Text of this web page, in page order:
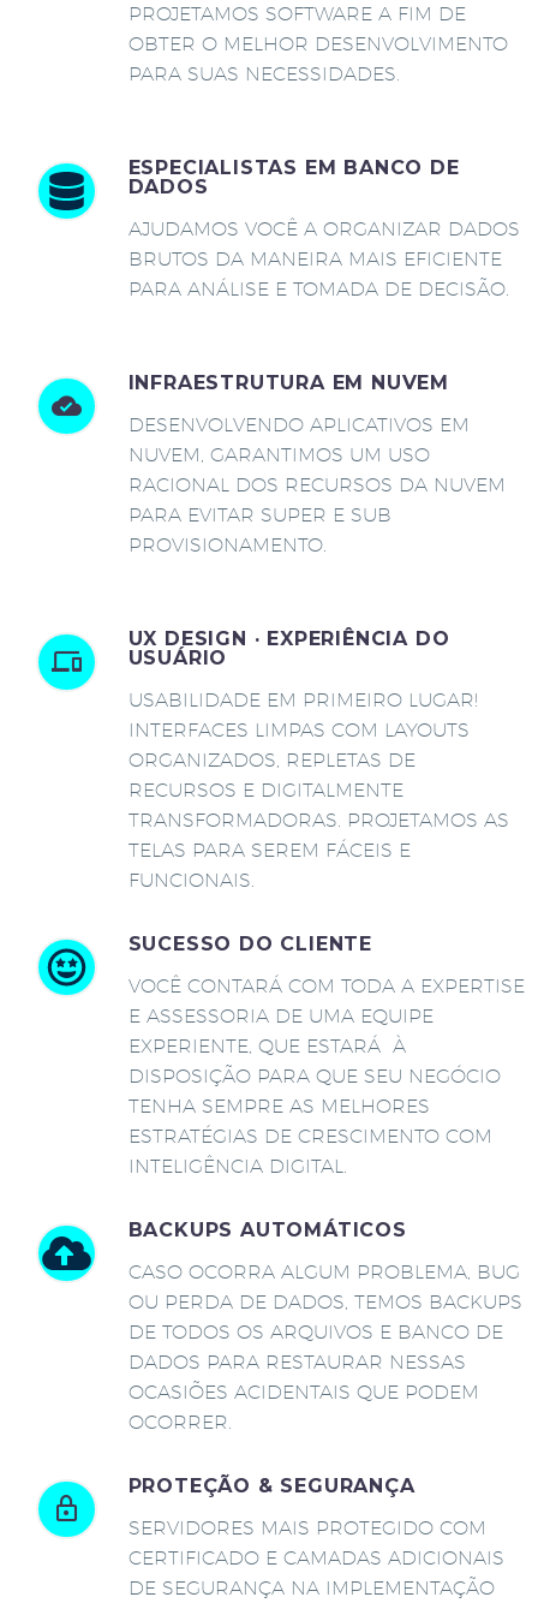
PROJETAMOS SOFTWARE A FIM DE
OBTER O MELHOR DESENVOLVIMENTO
PARA SUAS NECESSIDADES.
ESPECIALISTAS EM BANCO DE
DADOS
AJUDAMOS VOCÊ A ORGANIZAR DADOS
BRUTOS DA MANEIRA MAIS EFICIENTE
PARA ANÁLISE E TOMADA DE DECISÃO.
INFRAESTRUTURA EM NUVEM
DESENVOLVENDO APLICATIVOS EM
NUVEM, GARANTIMOS UM USO
RACIONAL DOS RECURSOS DA NUVEM
PARA EVITAR SUPER E SUB
PROVISIONAMENTO.
UX DESIGN · EXPERIÊNCIA DO
USUÁRIO
USABILIDADE EM PRIMEIRO LUGAR!
INTERFACES LIMPAS COM LAYOUTS
ORGANIZADOS, REPLETAS DE
RECURSOS E DIGITALMENTE
TRANSFORMADORAS. PROJETAMOS AS
TELAS PARA SEREM FÁCEIS E
FUNCIONAIS.
SUCESSO DO CLIENTE
VOCÊ CONTARÁ COM TODA A EXPERTISE
E ASSESSORIA DE UMA EQUIPE
EXPERIENTE, QUE ESTARÁ À
DISPOSIÇÃO PARA QUE SEU NEGÓCIO
TENHA SEMPRE AS MELHORES
ESTRATÉGIAS DE CRESCIMENTO COM
INTELIGÊNCIA DIGITAL.
BACKUPS AUTOMÁTICOS
CASO OCORRA ALGUM PROBLEMA, BUG
OU PERDA DE DADOS, TEMOS BACKUPS
DE TODOS OS ARQUIVOS E BANCO DE
DADOS PARA RESTAURAR NESSAS
OCASIÕES ACIDENTAIS QUE PODEM
OCORRER.
PROTEÇÃO & SEGURANÇA
SERVIDORES MAIS PROTEGIDO COM
CERTIFICADO E CAMADAS ADICIONAIS
DE SEGURANÇA NA IMPLEMENTAÇÃO